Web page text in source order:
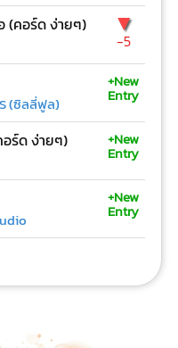
(คอร์ด ง่ายๆ) ▼
-5
(ซิลลี่ฟูล)
+New
Entry
อร์ด ง่ายๆ) +New
Entry
+New
Entry